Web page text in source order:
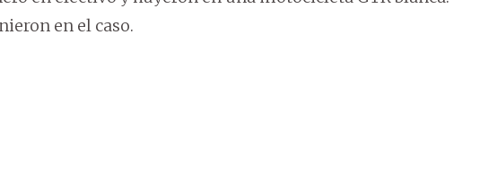
en el caso.